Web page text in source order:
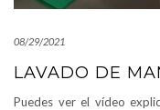
08/29/2021
LAVADO DE
Puedes ver el vídeo